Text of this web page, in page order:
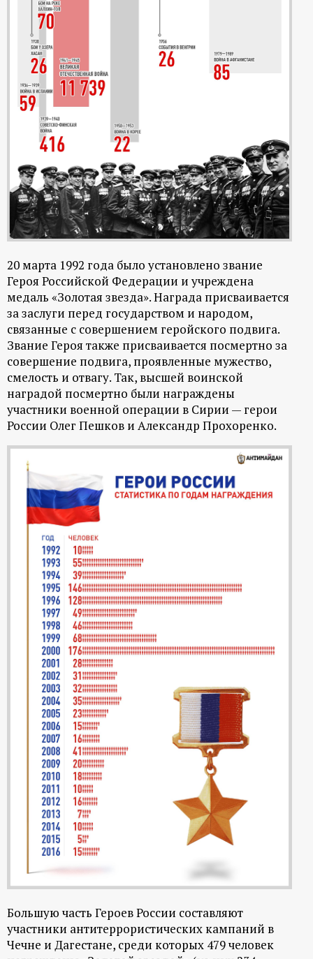
20 марта 1992 года было установлено звание
Героя Российской Федерации и учреждена
медаль «Золотая звезда». Награда присваивается
за заслуги перед государством и народом,
связанные с совершением геройского подвига.
Звание Героя также присваивается посмертно за
совершение подвига, проявленные мужество,
смелость и отвагу. Так, высшей воинской
наградой посмертно были награждены
участники военной операции в Сирии — герои
России Олег Пешков и Александр Прохоренко.
Большую часть Героев России составляют
участники антитеррористических кампаний в
Чечне и Дагестане, среди которых 479 человек